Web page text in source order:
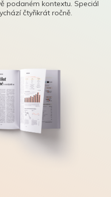
podaném kontextu. Speciál
čtyřikrát ročně.